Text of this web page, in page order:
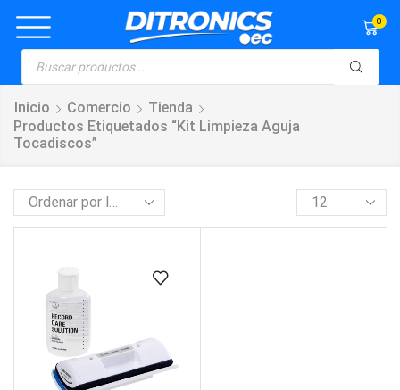
0
Inicio Comercio
Tienda
Productos Etiquetados “kit Limpieza Aguja
Tocadiscos”